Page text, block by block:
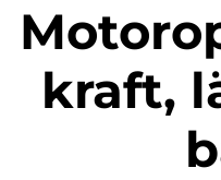
Motoroptimering bollnäs mer
kraft,